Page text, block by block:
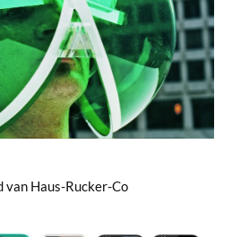
van Haus-Rucker-Co